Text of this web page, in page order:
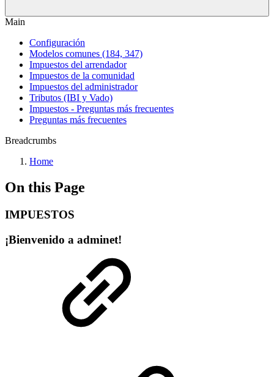
Main
Configuración
Modelos comunes (184, 347)
Impuestos del arrendador
Impuestos de la comunidad
Impuestos del administrador
Tributos (IBI y Vado)
Impuestos - Preguntas más frecuentes
Preguntas más frecuentes
Breadcrumbs
Home
On this Page
IMPUESTOS
¡Bienvenido a adminet!